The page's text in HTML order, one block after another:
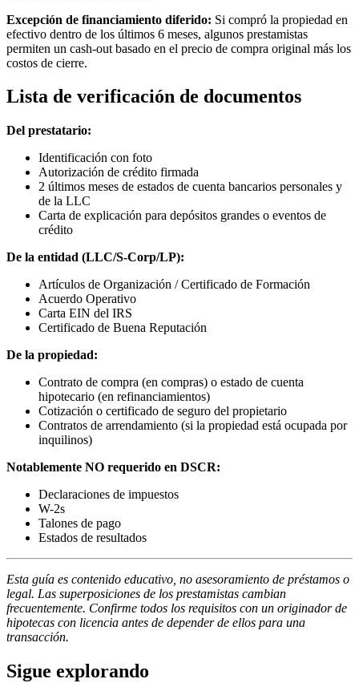
Excepción de financiamiento diferido: Si compró la propiedad en
efectivo dentro de los últimos 6 meses, algunos prestamistas
permiten un cash-out basado en el precio de compra original más los
costos de cierre.
Lista de verificación de documentos
Del prestatario:
Identificación con foto
Autorización de crédito firmada
2 últimos meses de estados de cuenta bancarios personales y
de la LLC
Carta de explicación para depósitos grandes o eventos de
crédito
De la entidad (LLC/S-Corp/LP):
Artículos de Organización / Certificado de Formación
Acuerdo Operativo
Carta EIN del IRS
Certificado de Buena Reputación
De la propiedad:
Contrato de compra (en compras) o estado de cuenta
hipotecario (en refinanciamientos)
Cotización o certificado de seguro del propietario
Contratos de arrendamiento (si la propiedad está ocupada por
inquilinos)
Notablemente NO requerido en DSCR:
Declaraciones de impuestos
W-2s
Talones de pago
Estados de resultados
Esta guía es contenido educativo, no asesoramiento de préstamos o
legal. Las superposiciones de los prestamistas cambian
frecuentemente. Confirme todos los requisitos con un originador de
hipotecas con licencia antes de depender de ellos para una
transacción.
Sigue explorando